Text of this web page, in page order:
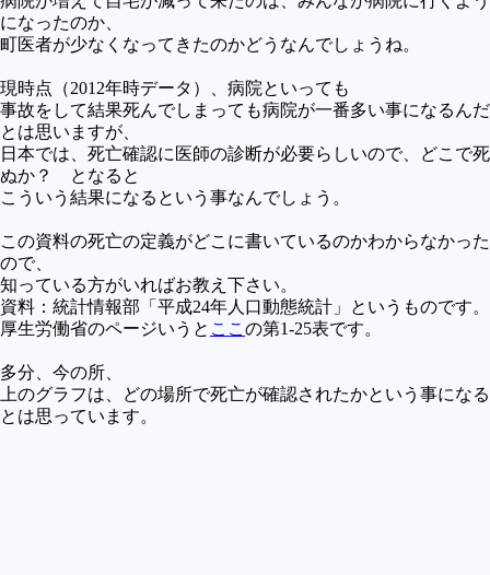
になったのか、
町医者が少なくなってきたのかどうなんでしょうね。
現時点（2012年時データ）、病院といっても
事故をして結果死んでしまっても病院が一番多い事になるんだ
とは思いますが、
日本では、死亡確認に医師の診断が必要らしいので、どこで死
ぬか？ となると
こういう結果になるという事なんでしょう。
この資料の死亡の定義がどこに書いているのかわからなかった
ので、
知っている方がいればお教え下さい。
資料：統計情報部「平成24年人口動態統計」というものです。
厚生労働省のページいうと ここ の第1-25表です。
多分、今の所、
上のグラフは、どの場所で死亡が確認されたかという事になる
とは思っています。